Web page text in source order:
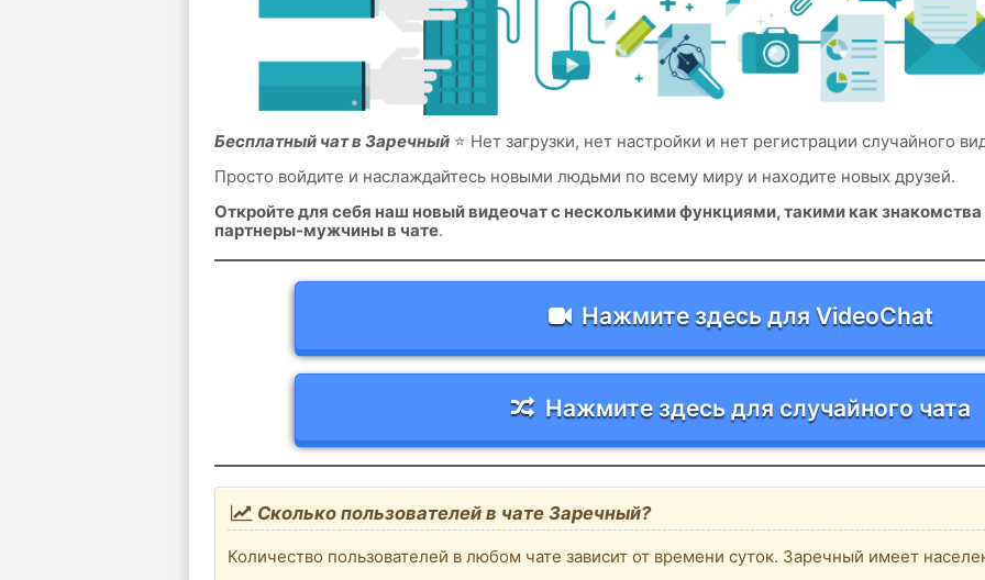
Бесплатный чат в Заречный⭐ Нет загрузки, нет настройки и нет регистрации случайного
Просто войдите и наслаждайтесь новыми людьми по всему миру и находите новых друзей.
Откройте для себя наш новый видеочат с несколькими функциями, такими как
партнеры-мужчины в чате.
Нажмите здесь для VideoChat
Нажмите здесь для случайного чата
Сколько пользователей в чате Заречный?
Количество пользователей в любом чате зависит от времени суток. Заречный имеет